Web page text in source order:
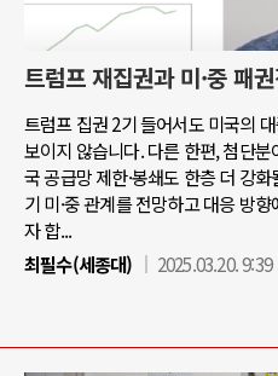
트럼프 재집권과 미·중 패
트럼프 집권 2기 들어서도 미국의
보이지 않습니다. 다른 한편, 첨단
국 공급망 제한·봉쇄도 한층 더 강
기 미·중 관계를 전망하고 대응 방
자 합...
최필수(세종대)
2025.03.20. 9:39